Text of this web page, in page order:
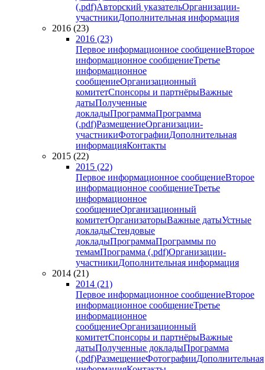
(.pdf)Авторский указательОрганизации-
участникиДополнительная информация
2016 (23)
2016 (23)
Первое информационное сообщениеВторое
информационное сообщениеТретье
информационное
сообщениеОрганизационный
комитетСпонсоры и партнёрыВажные
датыПолученные
докладыПрограммаПрограмма
(.pdf)РазмещениеОрганизации-
участникиФотографииДополнительная
информацияКонтакты
2015 (22)
2015 (22)
Первое информационное сообщениеВторое
информационное сообщениеТретье
информационное
сообщениеОрганизационный
комитетОрганизаторыВажные датыУстные
докладыСтендовые
докладыПрограммаПрограммы по
темамПрограмма (.pdf)Организации-
участникиДополнительная информация
2014 (21)
2014 (21)
Первое информационное сообщениеВторое
информационное сообщениеТретье
информационное
сообщениеОрганизационный
комитетСпонсоры и партнёрыВажные
датыПолученные докладыПрограмма
(.pdf)РазмещениеФотографииДополнительная